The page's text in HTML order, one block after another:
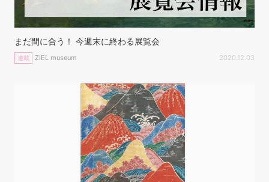
まだ間に合う！ 今週末に終わる展覧会
連載 ZIEL museum 2020.12.03